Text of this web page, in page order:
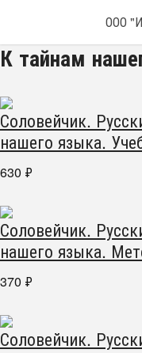
ООО
К тайнам
Соловейчик.
нашего языка.
630 ₽
Соловейчик.
нашего языка.
370 ₽
Соловейчик.